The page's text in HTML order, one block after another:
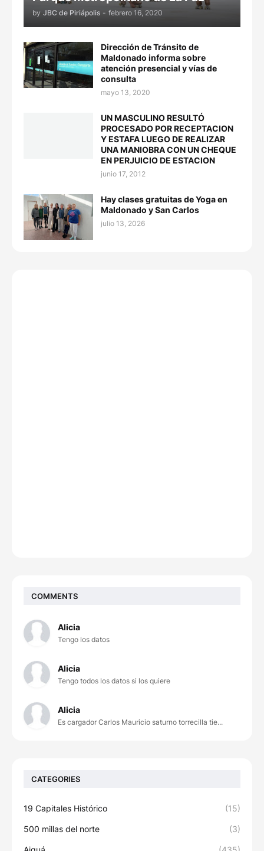
by JBC de Piriápolis - febrero 16, 2020
Dirección de Tránsito de
Maldonado informa sobre
atención presencial y vías de
consulta
mayo 13, 2020
UN MASCULINO RESULTÓ
PROCESADO POR RECEPTACION
Y ESTAFA LUEGO DE REALIZAR
UNA MANIOBRA CON UN CHEQUE
EN PERJUICIO DE ESTACION
junio 17, 2012
Hay clases gratuitas de Yoga en
Maldonado y San Carlos
julio 13, 2026
COMMENTS
Alicia
Tengo los datos
Alicia
Tengo todos los datos si los quiere
Alicia
Es cargador Carlos Mauricio saturno torrecilla tie...
CATEGORIES
19 Capitales Histórico (15)
500 millas del norte (3)